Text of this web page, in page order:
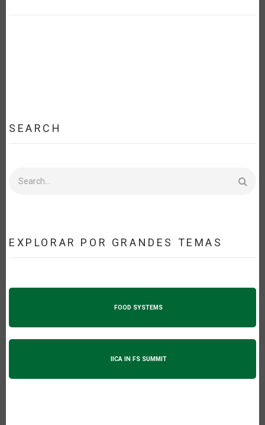
SEARCH
EXPLORAR POR GRANDES TEMAS
FOOD SYSTEMS
IICA IN FS SUMMIT